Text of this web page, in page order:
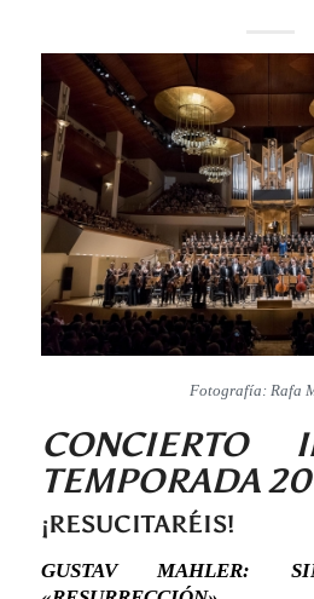
Fotografía: Rafa
CONCIERTO
TEMPORADA
¡RESUCITARÉIS!
GUSTAV MAHLER: